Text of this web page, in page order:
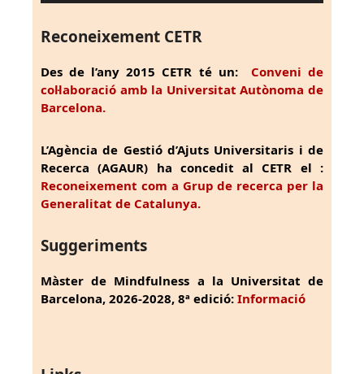
Reconeixement CETR
Des de l’any 2015 CETR té un: Conveni de
col·laboració amb la Universitat Autònoma de
Barcelona.
L’Agència de Gestió d’Ajuts Universitaris i de
Recerca (AGAUR) ha concedit al CETR el :
Reconeixement com a Grup de recerca per la
Generalitat de Catalunya.
Suggeriments
Màster de Mindfulness a la Universitat de
Barcelona, 2026-2028, 8ª edició: Informació